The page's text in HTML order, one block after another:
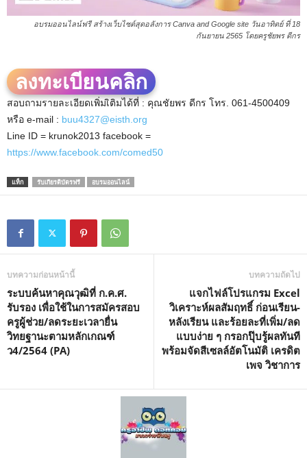
อบรมออนไลน์ฟรี สร้างเว็บไซต์สุดอลังการ Canva and Google site วันอาทิตย์ ที่ 18
กันยายน 2565 โดยครูชัยพร ดีกร
ลงทะเบียนคลิก
สอบถามรายละเอียดเพิ่มเิติมได้ที่ : คุณชัยพร ดีกร โทร. 061-4500409
หรือ e-mail : buu4327@eisth.org
Line ID = krunok2013 facebook =
https://www.facebook.com/comed50
แท็ก รับเกียรติบัตรฟรี อบรมออนไลน์
บทความก่อนหน้านี้
ระบบค้นหาคุณวุฒิที่ ก.ค.ศ.
รับรอง เพื่อใช้ในการสมัครสอบ
ครูผู้ช่วย/ลดระยะเวลายื่น
วิทยฐานะตามหลักเกณฑ์
ว4/2564 (PA)
บทความถัดไป
แจกไฟล์โปรแกรม Excel
วิเคราะห์ผลสัมฤทธิ์ ก่อนเรียน-
หลังเรียน และร้อยละที่เพิ่ม/ลด
แบบง่าย ๆ กรอกปุ๊บรู้ผลทันที
พร้อมจัดสีเซลล์อัตโนมัติ เครดิต
เพจ วิชาการ